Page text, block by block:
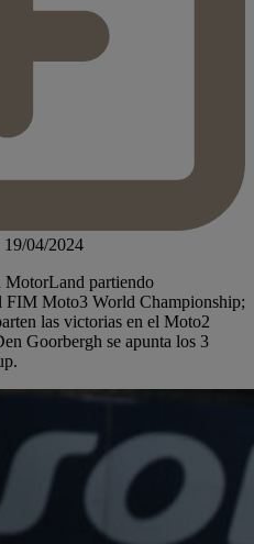
04/2024
MotorLand partiendo
FIM Moto3 World Championship;
las victorias en el Moto2
Goorbergh se apunta los 3